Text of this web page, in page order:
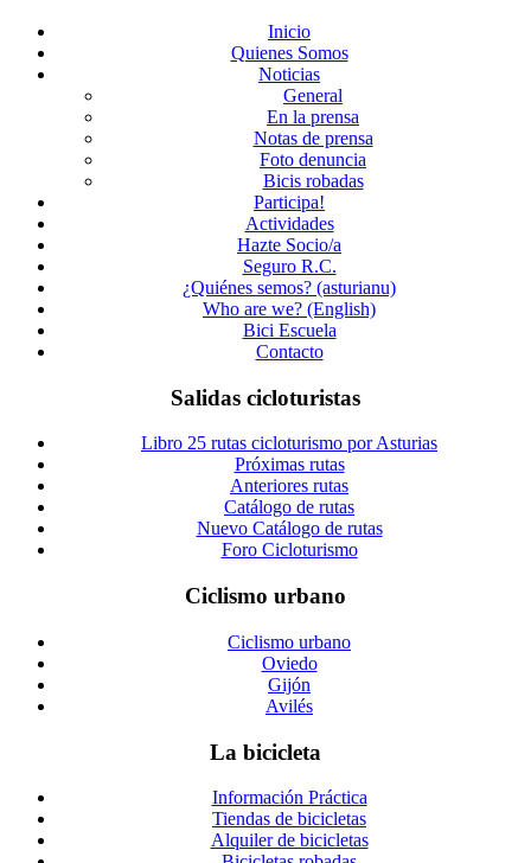
Inicio
Quienes Somos
Noticias
General
En la prensa
Notas de prensa
Foto denuncia
Bicis robadas
Participa!
Actividades
Hazte Socio/a
Seguro R.C.
¿Quiénes semos? (asturianu)
Who are we? (English)
Bici Escuela
Contacto
Salidas cicloturistas
Libro 25 rutas cicloturismo por Asturias
Próximas rutas
Anteriores rutas
Catálogo de rutas
Nuevo Catálogo de rutas
Foro Cicloturismo
Ciclismo urbano
Ciclismo urbano
Oviedo
Gijón
Avilés
La bicicleta
Información Práctica
Tiendas de bicicletas
Alquiler de bicicletas